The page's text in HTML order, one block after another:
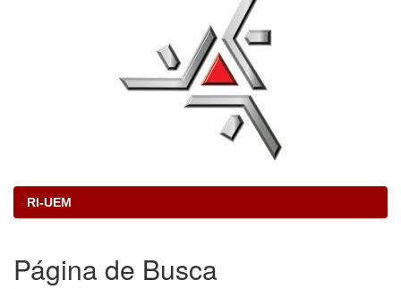
RI-UEM
Página de Busca